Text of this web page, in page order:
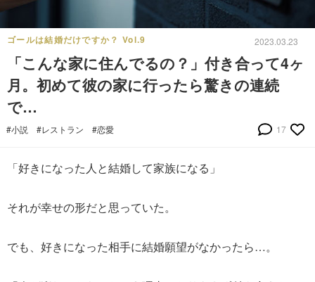
ゴールは結婚だけですか？ Vol.9 2023.03.23
「こんな家に住んでるの？」付き合って4ヶ
月。初めて彼の家に行ったら驚きの連続
で…
#小説 #レストラン #恋愛 17
「好きになった人と結婚して家族になる」
それが幸せの形だと思っていた。
でも、好きになった相手に結婚願望がなかったら…。